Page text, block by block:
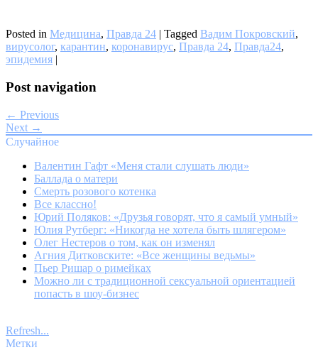
Posted in Медицина, Правда 24 | Tagged Вадим Покровский,
вирусолог, карантин, коронавирус, Правда 24, Правда24,
эпидемия |
Post navigation
← Previous
Next →
Случайное
Валентин Гафт «Меня стали слушать люди»
Баллада о матери
Смерть розового котенка
Все классно!
Юрий Поляков: «Друзья говорят, что я самый умный»
Юлия Рутберг: «Никогда не хотела быть шлягером»
Олег Нестеров о том, как он изменял
Агния Дитковските: «Все женщины ведьмы»
Пьер Ришар о римейках
Можно ли с традиционной сексуальной ориентацией
попасть в шоу-бизнес
Refresh...
Метки